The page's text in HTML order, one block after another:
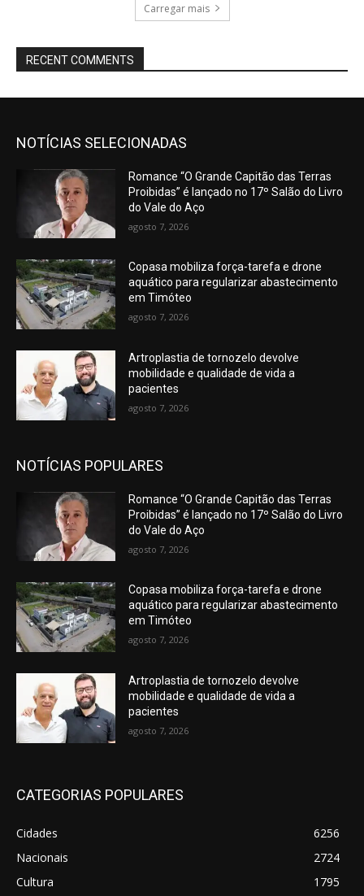
Carregar mais
RECENT COMMENTS
NOTÍCIAS SELECIONADAS
Romance “O Grande Capitão das Terras
Proibidas” é lançado no 17º Salão do Livro
do Vale do Aço
agosto 7, 2026
Copasa mobiliza força-tarefa e drone
aquático para regularizar abastecimento
em Timóteo
agosto 7, 2026
Artroplastia de tornozelo devolve
mobilidade e qualidade de vida a
pacientes
agosto 7, 2026
NOTÍCIAS POPULARES
Romance “O Grande Capitão das Terras
Proibidas” é lançado no 17º Salão do Livro
do Vale do Aço
agosto 7, 2026
Copasa mobiliza força-tarefa e drone
aquático para regularizar abastecimento
em Timóteo
agosto 7, 2026
Artroplastia de tornozelo devolve
mobilidade e qualidade de vida a
pacientes
agosto 7, 2026
CATEGORIAS POPULARES
Cidades
6256
Nacionais
2724
Cultura
1795